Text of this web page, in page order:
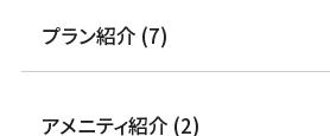
プラン紹介 (7)
アメニティ紹介 (2)